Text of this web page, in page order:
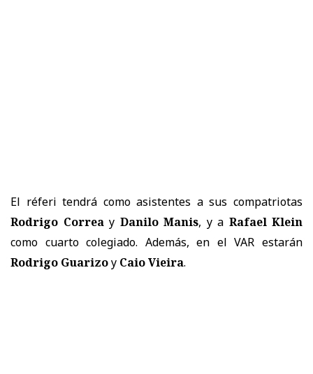
El réferi tendrá como asistentes a sus compatriotas
Rodrigo Correay Danilo Manis, y a Rafael Klein
como cuarto colegiado. Además, en el VAR estarán
Rodrigo Guarizoy Caio Vieira.